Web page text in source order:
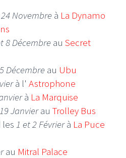
Novembre à La Dynamo
8 Décembre au Secret
Décembre au Ubu
à l' Astrophone
à La Marquise
Janvierau Trolley Bus
les 1 et 2 Févrierà La Puce
au Mitral Palace